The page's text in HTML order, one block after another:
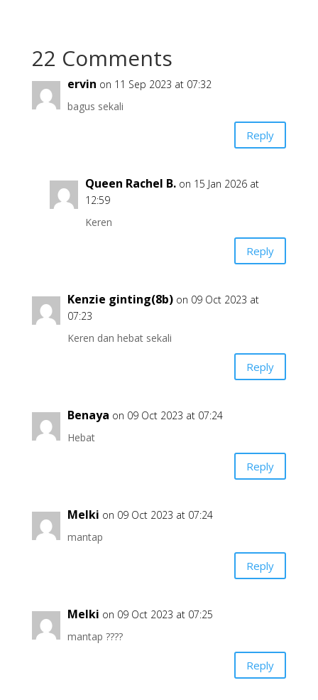
22 Comments
ervin on 11 Sep 2023 at 07:32
bagus sekali
Reply
Queen Rachel B. on 15 Jan 2026 at
12:59
Keren
Reply
Kenzie ginting(8b) on 09 Oct 2023 at
07:23
Keren dan hebat sekali
Reply
Benaya on 09 Oct 2023 at 07:24
Hebat
Reply
Melki on 09 Oct 2023 at 07:24
mantap
Reply
Melki on 09 Oct 2023 at 07:25
mantap ????
Reply